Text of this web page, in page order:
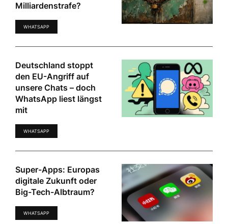
Milliardenstrafe?
WHATSAPP
Deutschland stoppt
den EU-Angriff auf
unsere Chats – doch
WhatsApp liest längst
mit
WHATSAPP
Super-Apps: Europas
digitale Zukunft oder
Big-Tech-Albtraum?
WHATSAPP